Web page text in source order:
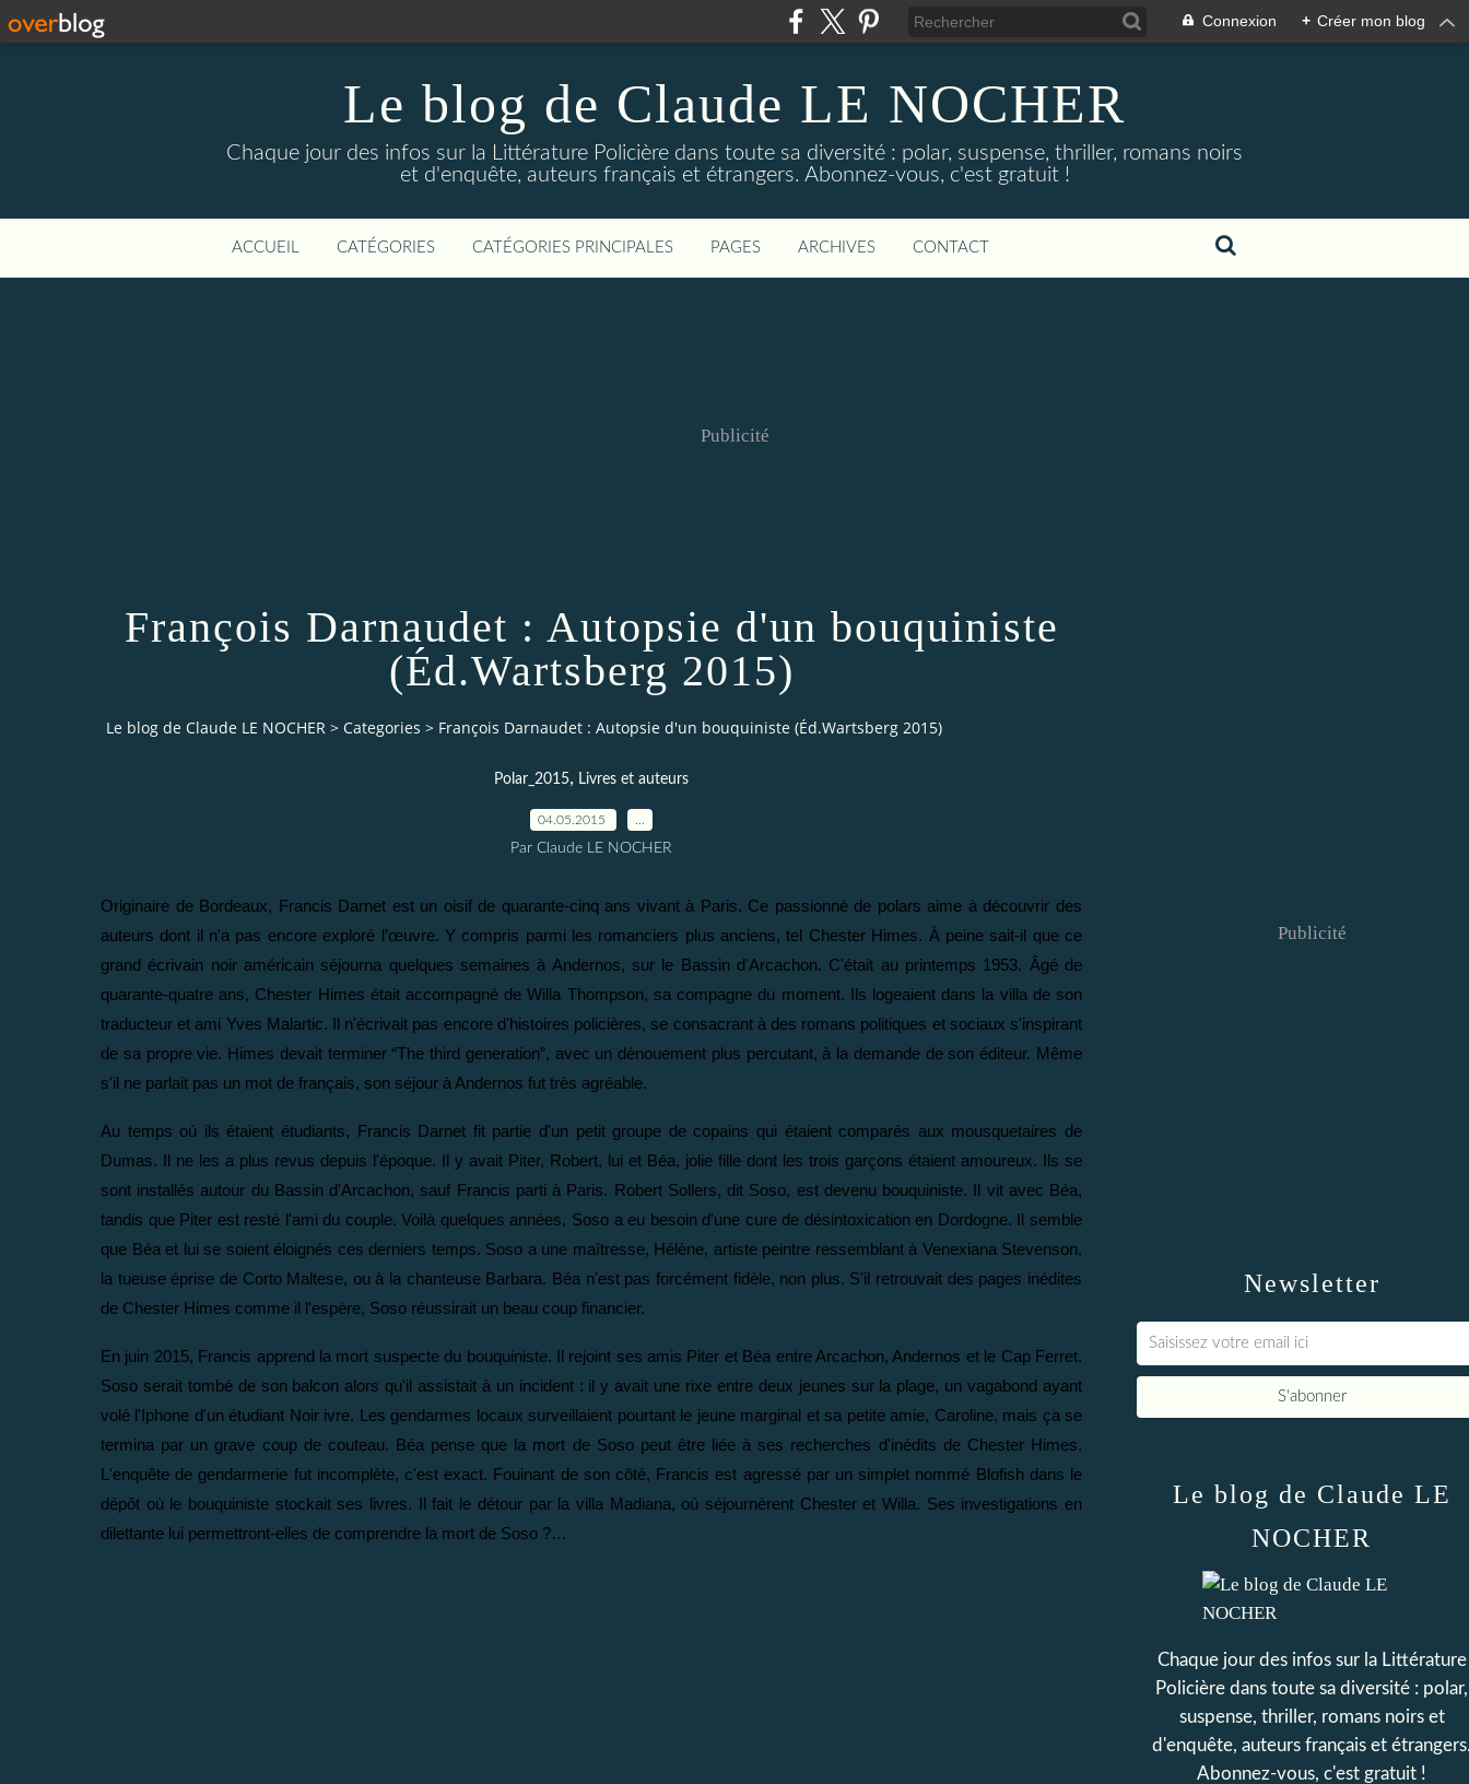
Connexion + Créer mon blog
Le blog de Claude LE NOCHER
Chaque jour des infos sur la Littérature Policière dans toute sa diversité : polar, suspense, thriller, romans noirs
et d'enquête, auteurs français et étrangers. Abonnez-vous, c'est gratuit !
ACCUEIL CATÉGORIES CATÉGORIES PRINCIPALES PAGES ARCHIVES CONTACT
Publicité
François Darnaudet : Autopsie d'un bouquiniste
(Éd.Wartsberg 2015)
Le blog de Claude LE NOCHER > Categories > François Darnaudet : Autopsie d'un bouquiniste (Éd.Wartsberg 2015)
Polar_2015, Livres et auteurs
04.05.2015
Par Claude LE NOCHER
Originaire de Bordeaux, Francis Darnet est un oisif de quarante-cinq ans vivant à Paris. Ce passionné de polars aime à découvrir des
auteurs dont il n'a pas encore exploré l’œuvre. Y compris parmi les romanciers plus anciens, tel Chester Himes. À peine sait-il que ce
grand écrivain noir américain séjourna quelques semaines à Andernos, sur le Bassin d'Arcachon. C'était au printemps 1953. Âgé de
quarante-quatre ans, Chester Himes était accompagné de Willa Thompson, sa compagne du moment. Ils logeaient dans la villa de son
traducteur et ami Yves Malartic. Il n'écrivait pas encore d'histoires policières, se consacrant à des romans politiques et sociaux s'inspirant
de sa propre vie. Himes devait terminer “The third generation”, avec un dénouement plus percutant, à la demande de son éditeur. Même
s'il ne parlait pas un mot de français, son séjour à Andernos fut très agréable.
Au temps où ils étaient étudiants, Francis Darnet fit partie d'un petit groupe de copains qui étaient comparés aux mousquetaires de
Dumas. Il ne les a plus revus depuis l'époque. Il y avait Piter, Robert, lui et Béa, jolie fille dont les trois garçons étaient amoureux. Ils se
sont installés autour du Bassin d'Arcachon, sauf Francis parti à Paris. Robert Sollers, dit Soso, est devenu bouquiniste. Il vit avec Béa,
tandis que Piter est resté l'ami du couple. Voilà quelques années, Soso a eu besoin d'une cure de désintoxication en Dordogne. Il semble
que Béa et lui se soient éloignés ces derniers temps. Soso a une maîtresse, Hélène, artiste peintre ressemblant à Venexiana Stevenson,
la tueuse éprise de Corto Maltese, ou à la chanteuse Barbara. Béa n'est pas forcément fidèle, non plus. S'il retrouvait des pages inédites
de Chester Himes comme il l'espère, Soso réussirait un beau coup financier.
En juin 2015, Francis apprend la mort suspecte du bouquiniste. Il rejoint ses amis Piter et Béa entre Arcachon, Andernos et le Cap Ferret.
Soso serait tombé de son balcon alors qu'il assistait à un incident : il y avait une rixe entre deux jeunes sur la plage, un vagabond ayant
volé l'Iphone d'un étudiant Noir ivre. Les gendarmes locaux surveillaient pourtant le jeune marginal et sa petite amie, Caroline, mais ça se
termina par un grave coup de couteau. Béa pense que la mort de Soso peut être liée à ses recherches d'inédits de Chester Himes.
L'enquête de gendarmerie fut incomplète, c'est exact. Fouinant de son côté, Francis est agressé par un simplet nommé Blofish dans le
dépôt où le bouquiniste stockait ses livres. Il fait le détour par la villa Madiana, où séjournèrent Chester et Willa. Ses investigations en
dilettante lui permettront-elles de comprendre la mort de Soso ?…
Newsletter
Publicité
Le blog de Claude LE
NOCHER
Chaque jour des infos sur la Littérature
Policière dans toute sa diversité : polar,
suspense, thriller, romans noirs et
d'enquête, auteurs français et
Abonnez-vous, c'est gratuit !